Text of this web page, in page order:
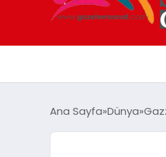
Ana Sayfa Dünya